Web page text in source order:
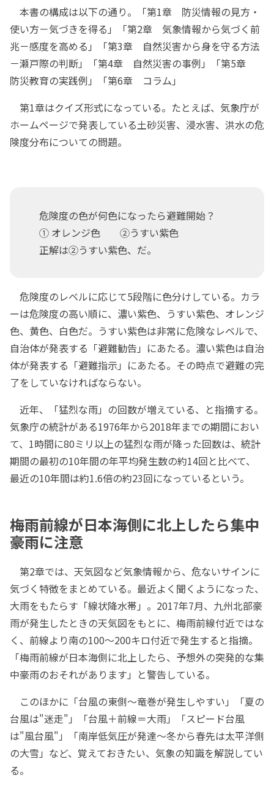
本書の構成は以下の通り。「第1章 防災情報の見方・
使い方－気づきを得る」「第2章 気象情報から気づく前
兆－感度を高める」「第3章 自然災害から身を守る方法
－瀬戸際の判断」「第4章 自然災害の事例」「第5章
防災教育の実践例」「第6章 コラム」
第1章はクイズ形式になっている。たとえば、気象庁が
ホームページで発表している土砂災害、浸水害、洪水の危
険度分布についての問題。
危険度の色が何色になったら避難開始？
① オレンジ色 ②うすい紫色
正解は②うすい紫色、だ。
危険度のレベルに応じて5段階に色分けしている。カラ
ーは危険度の高い順に、濃い紫色、うすい紫色、オレンジ
色、黄色、白色だ。うすい紫色は非常に危険なレベルで、
自治体が発表する「避難勧告」にあたる。濃い紫色は自治
体が発表する「避難指示」にあたる。その時点で避難の完
了をしていなければならない。
近年、「猛烈な雨」の回数が増えている、と指摘する。
気象庁の統計がある1976年から2018年までの期間におい
て、1時間に80ミリ以上の猛烈な雨が降った回数は、統計
期間の最初の10年間の年平均発生数の約14回と比べて、
最近の10年間は約1.6倍の約23回になっているという。
梅雨前線が日本海側に北上したら集中
豪雨に注意
第2章では、天気図など気象情報から、危ないサインに
気づく特徴をまとめている。最近よく聞くようになった、
大雨をもたらす「線状降水帯」。2017年7月、九州北部豪
雨が発生したときの天気図をもとに、梅雨前線付近ではな
く、前線より南の100～200キロ付近で発生すると指摘。
「梅雨前線が日本海側に北上したら、予想外の突発的な集
中豪雨のおそれがあります」と警告している。
このほかに「台風の東側～竜巻が発生しやすい」「夏の
台風は"迷走"」「台風＋前線＝大雨」「スピード台風
は"風台風"」「南岸低気圧が発達～冬から春先は太平洋側
の大雪」など、覚えておきたい、気象の知識を解説してい
る。